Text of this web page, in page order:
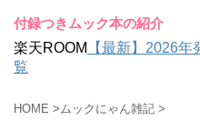
付録つきムック本の紹介
楽天ROOM
【最新】2026
覧
HOME > ムックにゃん雑記 >